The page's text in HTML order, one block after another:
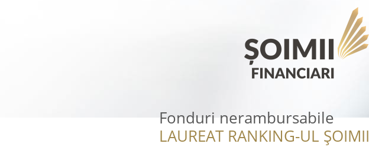
Fonduri nerambursabile
LAUREAT RANKING-UL ȘOIMII